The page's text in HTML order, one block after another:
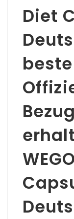
Diet